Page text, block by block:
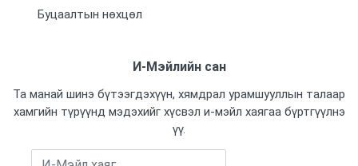
Буцаалтын нөхцөл
И-Мэйлийн сан
Та манай шинэ бүтээгдэхүүн, хямдрал урамшууллын талаар
хамгийн түрүүнд мэдэхийг хүсвэл и-мэйл хаягаа бүртгүүлнэ
үү.